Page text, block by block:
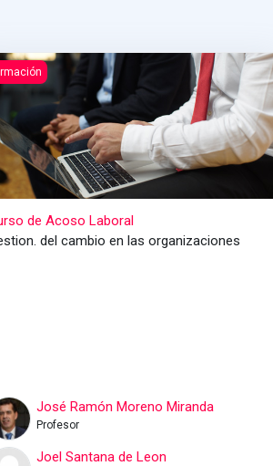
de Acoso Laboral
de Acoso Laboral
del cambio en las organizaciones
José Ramón Moreno Miranda
Profesor
Joel Santana de Leon